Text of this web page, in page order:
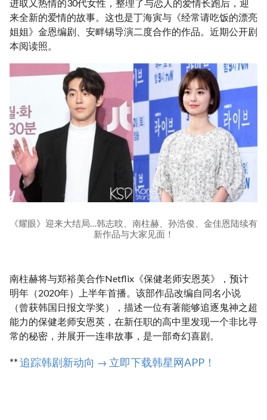
进取又热情的30代女性，整理了与恋人的爱情长跑后，迎
来全新的爱情的故事。这也是丁海寅与《经常请吃饭的漂亮
姐姐》金恩编剧、安畔锡导演二度合作的作品。近期公开剧
本阅读照。
《耀眼》迎来大结局…韩志旼、南柱赫、孙浩俊、金佳恩陆续有
新作品与大家见面！
南柱赫将与郑裕美合作Netflix《保健老师安恩英》，预计
明年（2020年）上半年首播。该部作品改编自同名小说
（曾获韩国日报文学奖），描述一位有著能够追逐鬼神之超
能力的保健老师安恩英，在新任职的高中里发现一个非比寻
常的秘密，并展开一连串故事，是一部奇幻喜剧。
**追踪韩剧新动向 → 立即下载韩星网APP！